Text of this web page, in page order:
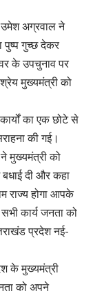
उमेश अग्रवाल ने
पुष्प गुच्छ देकर
के उपचुनाव पर
मुख्यमंत्री को
का एक छोटे से
की गई।
ने मुख्यमंत्री को
दी और कहा
राज्य होगा आपके
सभी कार्य जनता को
प्रदेश नई-
के मुख्यमंत्री
को अपने